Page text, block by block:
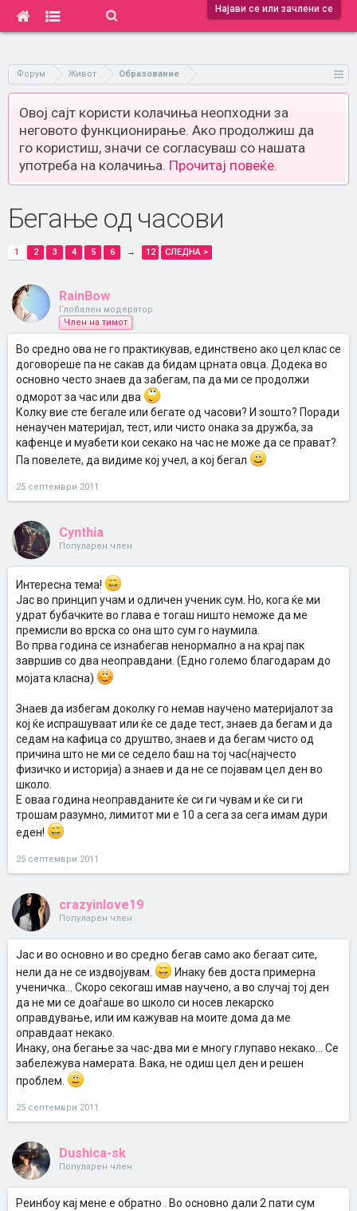
Најави се или зачлени се
Форум Живот Образование
Овој сајт користи колачиња неопходни за
неговото функционирање. Ако продолжиш да
го користиш, значи се согласуваш со нашата
употреба на колачиња. Прочитај повеќе.
Бегање од часови
1 2 3 4 5 6 → 12 СЛЕДНА >
RainBow
Глобален модератор
Член на тимот
Во средно ова не го практикував, единствено ако цел клас се
договореше па не сакав да бидам црната овца. Додека во
основно често знаев да забегам, па да ми се продолжи
одморот за час или два
Колку вие сте бегале или бегате од часови? И зошто? Поради
ненаучен материјал, тест, или чисто онака за дружба, за
кафенце и муабети кои секако на час не може да се прават?
Па повелете, да видиме кој учел, а кој бегал
25 септември 2011
Cynthia
Популарен член
Интересна тема!
Јас во принцип учам и одличен ученик сум. Но, кога ќе ми
удрат бубачките во глава е тогаш ништо неможе да ме
премисли во врска со она што сум го наумила.
Во прва година се изнабегав ненормално а на крај пак
завршив со два неоправдани. (Едно големо благодарам до
мојата класна)
Знаев да избегам доколку го немав научено материјалот за
кој ќе испрашуваат или ќе се даде тест, знаев да бегам и да
седам на кафица со друштво, знаев и да бегам чисто од
причина што не ми се седело баш на тој час(најчесто
физичко и историја) а знаев и да не се појавам цел ден во
школо.
Е оваа година неоправданите ќе си ги чувам и ќе си ги
трошам разумно, лимитот ми е 10 а сега за сега имам дури
еден!
25 септември 2011
crazyinlove19
Популарен член
Јас и во основно и во средно бегав само ако бегаат сите,
нели да не се издвојувам.
Инаку бев доста примерна
ученичка... Скоро секогаш имав научено, а во случај тој ден
да не ми се доаѓаше во школо си носев лекарско
оправдување, или им кажував на моите дома да ме
оправдаат некако.
Инаку, она бегање за час-два ми е многу глупаво некако... Се
забележува намерата. Вака, не одиш цел ден и решен
проблем.
25 септември 2011
Dushica-sk
Популарен член
Реинбоу кај мене е обратно . Во основно дали 2 пати сум